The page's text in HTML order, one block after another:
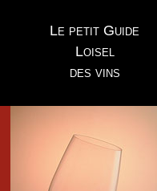
Le petit Guide
Loisel
des vins